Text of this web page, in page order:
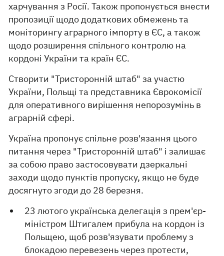
харчування з Росії. Також пропонується внести
пропозиції щодо додаткових обмежень та
моніторингу аграрного імпорту в ЄС, а також
щодо розширення спільного контролю на
кордоні України та країн ЄС.
Створити "Тристоронній штаб" за участю
України, Польщі та представника Єврокомісії
для оперативного вирішення непорозумінь в
аграрній сфері.
Україна пропонує спільне розв'язання цього
питання через "Тристоронній штаб" і залишає
за собою право застосовувати дзеркальні
заходи щодо пунктів пропуску, якщо не буде
досягнуто згоди до 28 березня.
23 лютого українська делегація з прем'єр-
міністром Штигалем прибула на кордон із
Польщею, щоб розв'язувати проблему з
блокадою перевезень через протести,